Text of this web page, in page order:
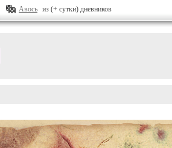
Авось из (+ сутки) дневников